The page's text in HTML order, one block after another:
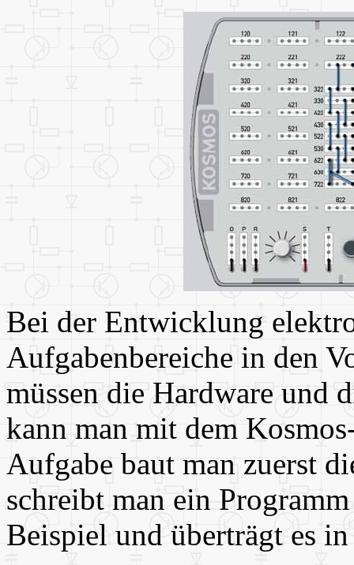
Bei der Entwicklung
Aufgabenbereiche in den
müssen die Hardware und
kann man mit dem
Aufgabe baut man zuerst
schreibt man ein
Beispiel und überträgt es